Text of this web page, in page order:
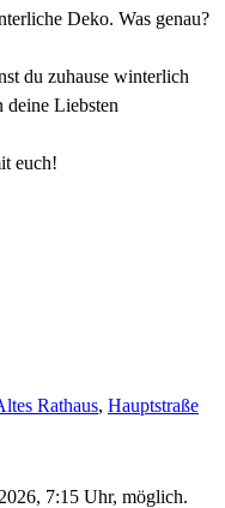
Deko. Was genau?
du zuhause winterlich
deine Liebsten
euch!
Rathaus, Hauptstraße
7:15 Uhr, möglich.